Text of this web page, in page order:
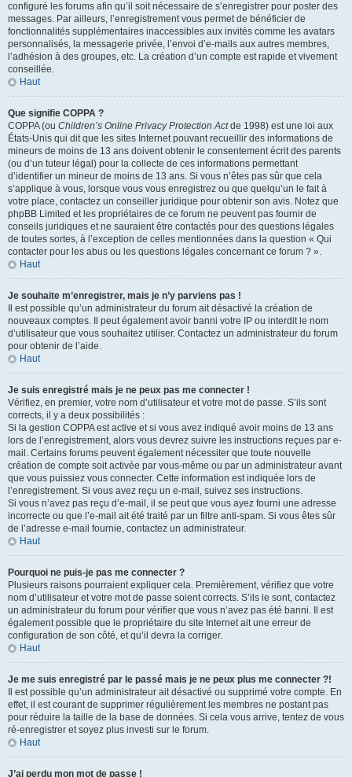
configuré les forums afin qu’il soit nécessaire de s’enregistrer pour poster des
messages. Par ailleurs, l’enregistrement vous permet de bénéficier de
fonctionnalités supplémentaires inaccessibles aux invités comme les avatars
personnalisés, la messagerie privée, l’envoi d’e-mails aux autres membres,
l’adhésion à des groupes, etc. La création d’un compte est rapide et vivement
conseillée.
Haut
Que signifie COPPA ?
COPPA (ou Children’s Online Privacy Protection Actde 1998) est une loi aux
États-Unis qui dit que les sites Internet pouvant recueillir des informations de
mineurs de moins de 13 ans doivent obtenir le consentement écrit des parents
(ou d’un tuteur légal) pour la collecte de ces informations permettant
d’identifier un mineur de moins de 13 ans. Si vous n’êtes pas sûr que cela
s’applique à vous, lorsque vous vous enregistrez ou que quelqu’un le fait à
votre place, contactez un conseiller juridique pour obtenir son avis. Notez que
phpBB Limited et les propriétaires de ce forum ne peuvent pas fournir de
conseils juridiques et ne sauraient être contactés pour des questions légales
de toutes sortes, à l’exception de celles mentionnées dans la question « Qui
contacter pour les abus ou les questions légales concernant ce forum ? ».
Haut
Je souhaite m’enregistrer, mais je n’y parviens pas !
Il est possible qu’un administrateur du forum ait désactivé la création de
nouveaux comptes. Il peut également avoir banni votre IP ou interdit le nom
d’utilisateur que vous souhaitez utiliser. Contactez un administrateur du forum
pour obtenir de l’aide.
Haut
Je suis enregistré mais je ne peux pas me connecter !
Vérifiez, en premier, votre nom d’utilisateur et votre mot de passe. S’ils sont
corrects, il y a deux possibilités :
Si la gestion COPPA est active et si vous avez indiqué avoir moins de 13 ans
lors de l’enregistrement, alors vous devrez suivre les instructions reçues par e-
mail. Certains forums peuvent également nécessiter que toute nouvelle
création de compte soit activée par vous-même ou par un administrateur avant
que vous puissiez vous connecter. Cette information est indiquée lors de
l’enregistrement. Si vous avez reçu un e-mail, suivez ses instructions.
Si vous n’avez pas reçu d’e-mail, il se peut que vous ayez fourni une adresse
incorrecte ou que l’e-mail ait été traité par un filtre anti-spam. Si vous êtes sûr
de l’adresse e-mail fournie, contactez un administrateur.
Haut
Pourquoi ne puis-je pas me connecter ?
Plusieurs raisons pourraient expliquer cela. Premièrement, vérifiez que votre
nom d’utilisateur et votre mot de passe soient corrects. S’ils le sont, contactez
un administrateur du forum pour vérifier que vous n’avez pas été banni. Il est
également possible que le propriétaire du site Internet ait une erreur de
configuration de son côté, et qu’il devra la corriger.
Haut
Je me suis enregistré par le passé mais je ne peux plus me connecter ?!
Il est possible qu’un administrateur ait désactivé ou supprimé votre compte. En
effet, il est courant de supprimer régulièrement les membres ne postant pas
pour réduire la taille de la base de données. Si cela vous arrive, tentez de vous
ré-enregistrer et soyez plus investi sur le forum.
Haut
J’ai perdu mon mot de passe !